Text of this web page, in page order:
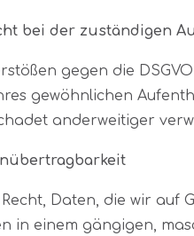
bei der zuständigen
gegen die
gewöhnlichen
anderweitiger
Daten, die wir
in einem gängigen,